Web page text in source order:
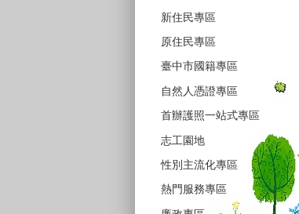
新住民專區
原住民專區
臺中市國籍專區
自然人憑證專區
首辦護照一站式專區
志工園地
性別主流化專區
熱門服務專區